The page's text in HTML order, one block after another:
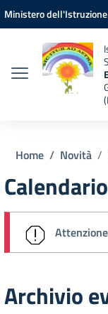
Vai ai contenuti
Vai al menu di
Vai al footer
Ministero
Home Novità
Attenzione
Archivio